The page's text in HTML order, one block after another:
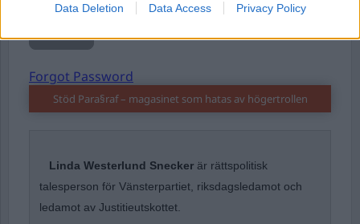
Data Deletion Data Access Privacy Policy
Forgot Password
Stöd Para§raf – magasinet som hatas av högertrollen
Linda Westerlund Snecker är rättspolitisk
talesperson för Vänsterpartiet, riksdagsledamot och
ledamot av Justitieutskottet.